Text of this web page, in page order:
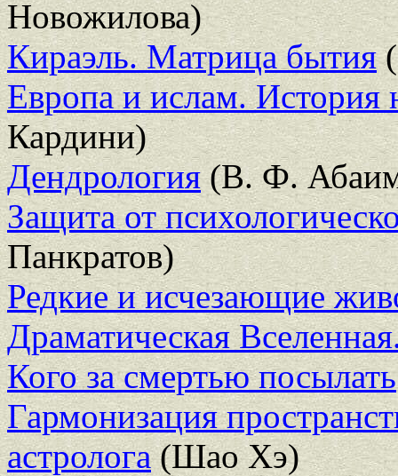
Новожилова)
Кираэль. Матрица бытия
Европа и ислам. История
Кардини)
Дендрология(В. Ф.
Защита от
Панкратов)
Редкие и исчезающие
Драматическая
Кого за смертью посылать
Гармонизация
астролога(Шао Хэ)